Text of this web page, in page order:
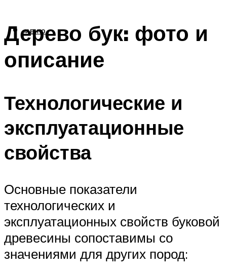
МЕНЮ
Дерево бук: фото и
описание
Технологические и
эксплуатационные
свойства
Основные показатели
технологических и
эксплуатационных свойств буковой
древесины сопоставимы со
значениями для других пород: